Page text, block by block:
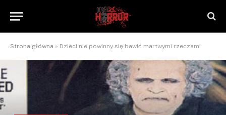
Strona główna » Dzieci nie powinny się bawić martwymi rzeczami